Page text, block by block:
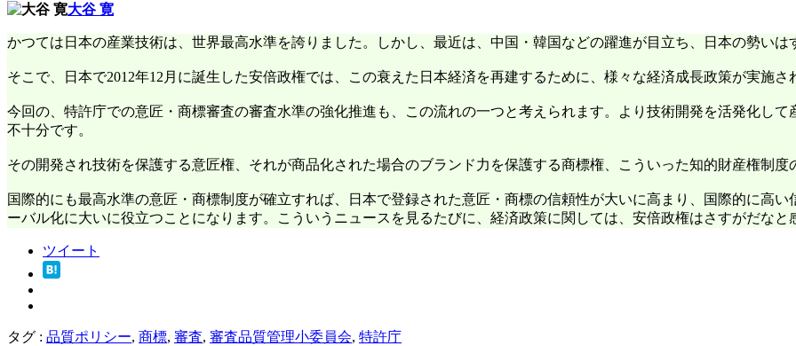
大谷 寛
かつては日本の産業技術は、世界最高水準を誇りました。しかし、最近は、中国・韓国などの躍進が目立ち、日本の勢いは
そこで、日本で2012年12月に誕生した安倍政権では、この衰えた日本経済を再建するために、様々な経済成長政策が実施さ
今回の、特許庁での意匠・商標審査の審査水準の強化推進も、この流れの一つと考えられます。より技術開発を活発化し
不十分です。
その開発され技術を保護する意匠権、それが商品化された場合のブランド力を保護する商標権、こういった知的財産権制度
国際的にも最高水準の意匠・商標制度が確立すれば、日本で登録された意匠・商標の信頼性が大いに高まり、国際的に高
ーバル化に大いに役立つことになります。こういうニュースを見るたびに、経済政策に関しては、安倍政権はさすがだなと
ツイート
タグ : 品質ポリシー, 商標, 審査, 審査品質管理小委員会, 特許庁